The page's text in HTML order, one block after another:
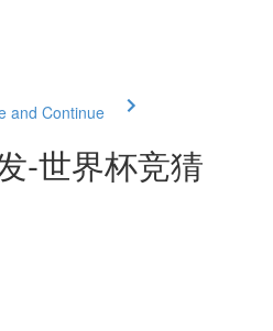
and Continue
-世界杯竞猜